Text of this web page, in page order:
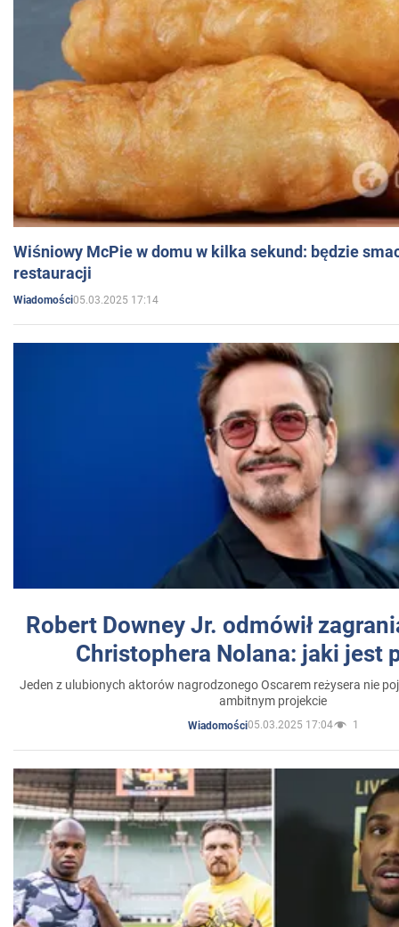
Wiśniowy McPie w domu w kilka sekund: będzie
restauracji
Wiadomości05.03.2025 17:14
Robert Downey Jr. odmówił
Christophera Nolana: jaki jest
Jeden z ulubionych aktorów nagrodzonego Oscarem reżysera nie
ambitnym projekcie
Wiadomości05.03.2025 17:04 1